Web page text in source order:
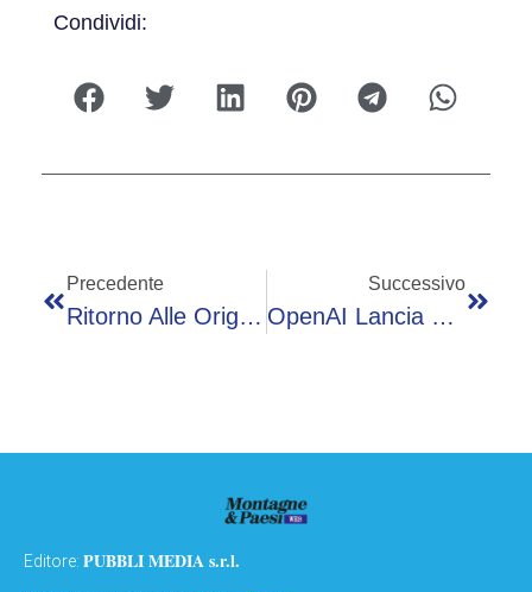
Condividi:
Precedente
Ritorno Alle Origini: David Koepp Riscrive Il Mito Di Westworld
Successivo
OpenAI Lancia Daybreak, Lo Scudo IA Che Ripara Il Web
Editore: PUBBLI MEDIA s.r.l.